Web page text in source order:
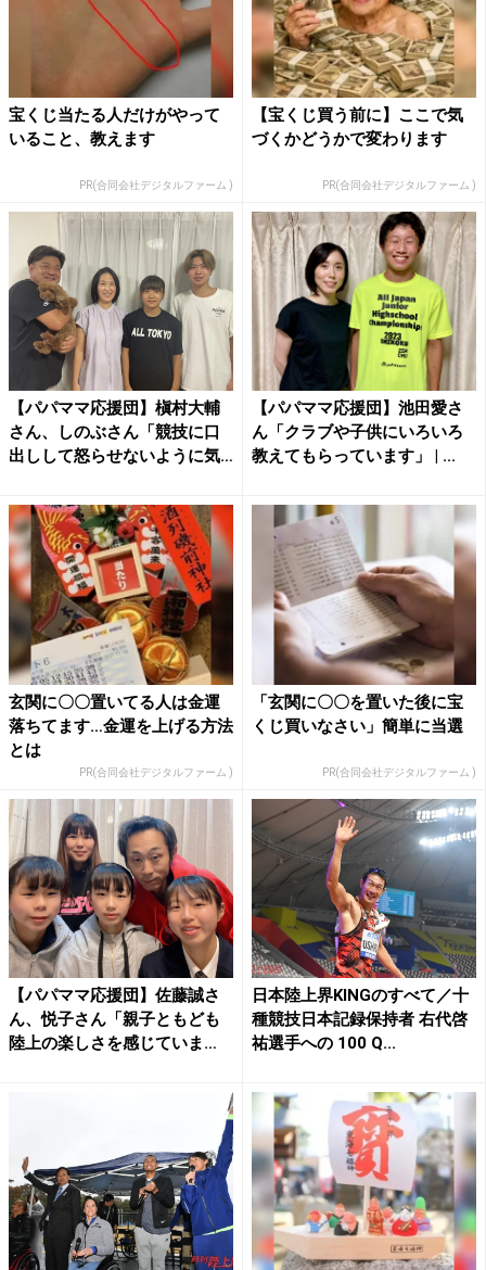
宝くじ当たる人だけがやって
いること、教えます
PR(合同会社デジタルファーム )
【宝くじ買う前に】ここで気
づくかどうかで変わります
PR(合同会社デジタルファーム )
【パパママ応援団】槇村大輔
さん、しのぶさん「競技に口
出しして怒らせないように気
【パパママ応援団】池田愛さ
ん「クラブや子供にいろいろ
教えてもらっています」 | ...
玄関に〇〇置いてる人は金運
落ちてます…金運を上げる方法
とは
PR(合同会社デジタルファーム )
「玄関に〇〇を置いた後に宝
くじ買いなさい」簡単に当選
PR(合同会社デジタルファーム )
【パパママ応援団】佐藤誠さ
ん、悦子さん「親子ともども
陸上の楽しさを感じていま
日本陸上界KINGのすべて／十
種競技日本記録保持者 右代啓
祐選手への 100 Q...